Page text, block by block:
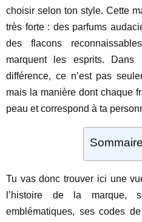
choisir selon ton style. Cette
très forte : des parfums
des flacons
marquent les esprits.
différence, ce n’est pas
mais la manière dont chaque
peau et correspond à ta
Sommaire
Tu vas donc trouver ici une
l’histoire de la marque,
emblématiques, ses codes